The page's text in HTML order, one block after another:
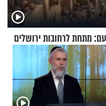
מתחת לרחובות ירושלים